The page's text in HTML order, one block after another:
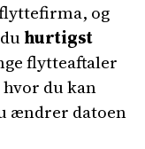
og
hurtigst
flytteaftaler
du kan
ændrer datoen